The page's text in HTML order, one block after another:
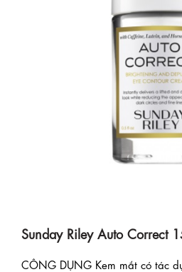
Sunday Riley Auto Correct
CÔNG DỤNG Kem mắt có tác